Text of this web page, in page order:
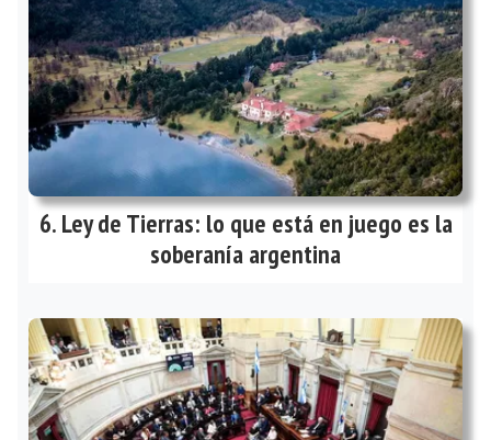
Ley de Tierras: lo que está en juego es la
soberanía argentina